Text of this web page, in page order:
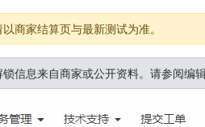
商家结算页与最新测试为准。
信息来自商家或公开资料。请参阅编